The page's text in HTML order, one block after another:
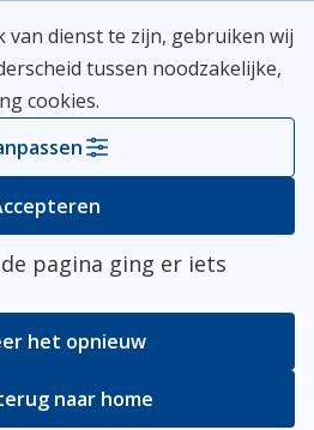
Open
mis
pagina ging er iets
het opnieuw
naar home
van dienst te zijn, gebruiken wij
tussen noodzakelijke,
cookies.